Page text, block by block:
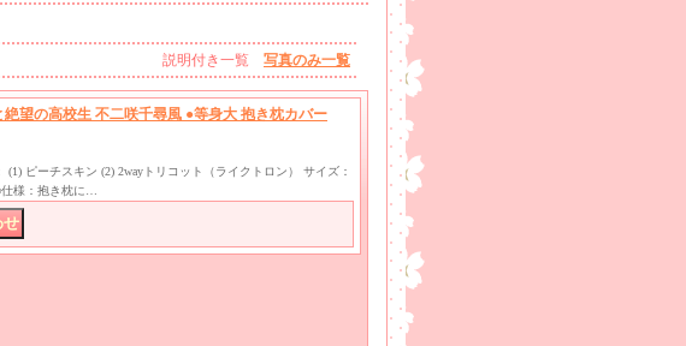
説明付き一覧 写真のみ一覧
望の高校生 不二咲千尋風 ●等身大 抱き枕カバー
ピーチスキン (2) 2wayトリコット（ライクトロン） サイズ：
仕様：抱き枕に…